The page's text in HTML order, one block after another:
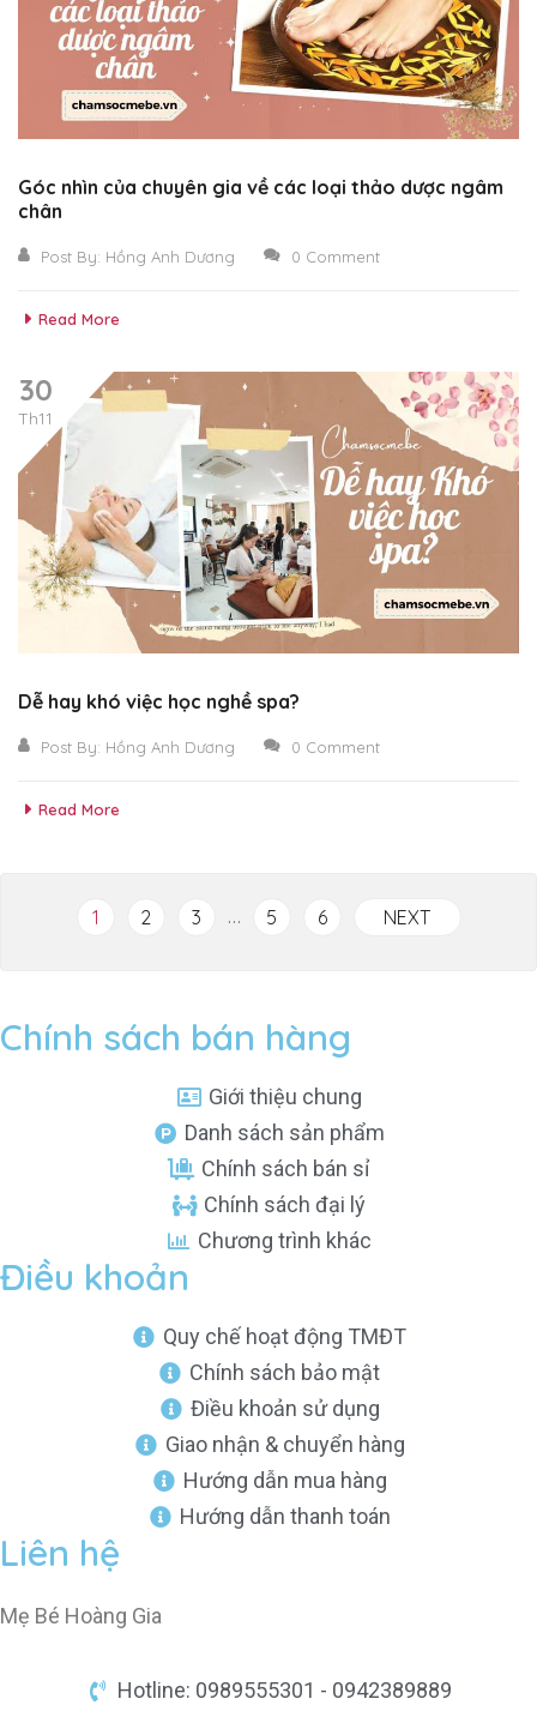
Góc nhìn của chuyên gia về các loại thảo dược ngâm
chân
Post By: Hồng Anh Dương 0 Comment
Read More
30
Th11
Dễ hay khó việc học nghề spa?
Post By: Hồng Anh Dương 0 Comment
Read More
1 2 3 … 5 6 NEXT
Chính sách bán hàng
Giới thiệu chung
Danh sách sản phẩm
Chính sách bán sỉ
Chính sách đại lý
Chương trình khác
Điều khoản
Quy chế hoạt động TMĐT
Chính sách bảo mật
Điều khoản sử dụng
Giao nhận & chuyển hàng
Hướng dẫn mua hàng
Hướng dẫn thanh toán
Liên hệ
Mẹ Bé Hoàng Gia
Hotline: 0989555301 - 0942389889